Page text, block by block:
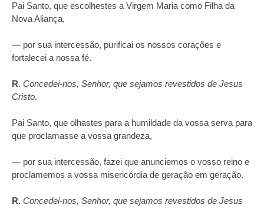
Pai Santo, que escolhestes a Virgem Maria como Filha da
Nova Aliança,
— por sua intercessão, purificai os nossos corações e
fortalecei a nossa fé.
R. Concedei‑nos, Senhor, que sejamos revestidos de Jesus
Cristo.
Pai Santo, que olhastes para a humildade da vossa serva para
que proclamasse a vossa grandeza,
— por sua intercessão, fazei que anunciemos o vosso reino e
proclamemos a vossa misericórdia de geração em geração.
R. Concedei‑nos, Senhor, que sejamos revestidos de Jesus